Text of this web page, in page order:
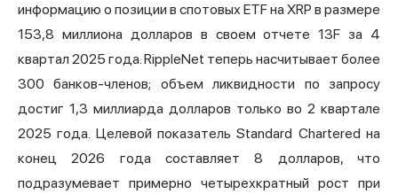
информацию о позиции в спотовых ETF на XRP в размере
153,8 миллиона долларов в своем отчете 13F за 4
квартал 2025 года. RippleNet теперь насчитывает более
300 банков-членов; объем ликвидности по запросу
достиг 1,3 миллиарда долларов только во 2 квартале
2025 года. Целевой показатель Standard Chartered на
конец 2026 года составляет 8 долларов, что
подразумевает примерно четырехкратный рост при